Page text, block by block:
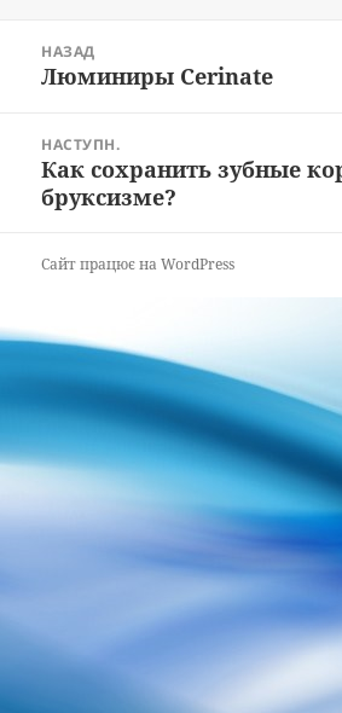
записівНАЗАД
Попередній
Люминиры Cerinate
НАСТУПН.
Наступний
запис:
Как сохранить зубные
бруксизме?
Сайт працює на WordPress